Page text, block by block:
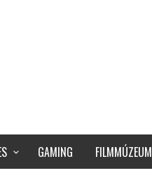
GAMING FILMMÚZEUM